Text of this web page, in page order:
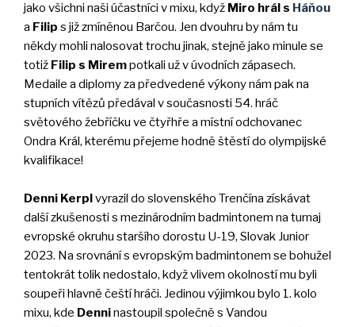
jako všichni naši účastníci v mixu, když Miro hrál s Háňou
a Filip s již zmíněnou Barčou. Jen dvouhru by nám tu
někdy mohli nalosovat trochu jinak, stejně jako minule se
totiž Filip s Mirempotkali už v úvodních zápasech.
Medaile a diplomy za předvedené výkony nám pak na
stupních vítězů předával v současnosti 54. hráč
světového žebříčku ve čtyřhře a místní odchovanec
Ondra Král, kterému přejeme hodně štěstí do olympijské
kvalifikace!
Denni Kerplvyrazil do slovenského Trenčína získávat
další zkušenosti s mezinárodním badmintonem na turnaj
evropské okruhu staršího dorostu U-19, Slovak Junior
2023. Na srovnání s evropským badmintonem se bohužel
tentokrát tolik nedostalo, když vlivem okolností mu byli
soupeři hlavně čeští hráči. Jedinou výjimkou bylo 1. kolo
mixu, kde Denninastoupil společně s Vandou